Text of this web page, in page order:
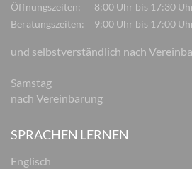
Öffnungszeiten:
8:00 Uhr bis 17:30
Beratungszeiten:
9:00 Uhr bis 17:00
und selbstverständlich nach
Samstag
nach Vereinbarung
SPRACHEN LERNEN
Englisch